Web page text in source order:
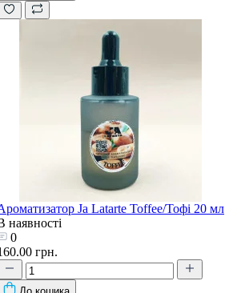
Ja Latarte Toffee/Тофі 20 мл
наявності
0
грн.